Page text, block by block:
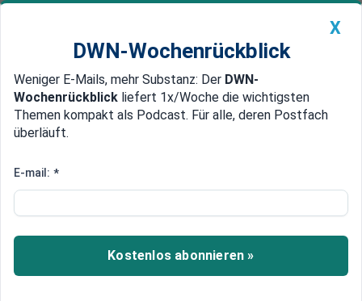
Newsticker MEIN DWN: Geldanlage Premium
Edelmetalle DWN-Magazin China
Sabotageverdacht: Bulgarisches
Nach der Beschädigung eines Unterseekabels in
der Ostsee hat Schweden ein bulgarisches
Schiff wegen Sabotageverdachts festgesetzt.
X
DWN-Wochenrückblick
Weniger E-Mails, mehr Substanz: Der DWN-
Wochenrückblick liefert 1x/Woche die wichtigsten
Themen kompakt als Podcast. Für alle, deren Postfach
überläuft.
E-mail: *
Kostenlos abonnieren »